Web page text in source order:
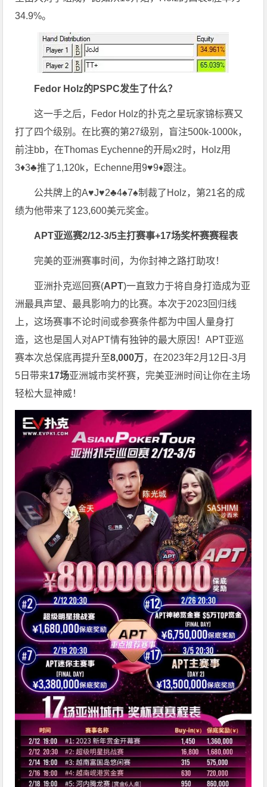
34.9%。
Fedor Holz的PSPC发生了什么？
这一手之后，Fedor Holz的扑克之星玩家锦标赛又
打了四个级别。在比赛的第27级别，盲注500k-1000k，
前注bb，在Thomas Eychenne的开局x2时，Holz用
3♦3♣推了1,120k，Echenne用9♥9♦跟注。
公共牌上的A♥J♥2♣4♠7♠制裁了Holz，第21名的成
绩为他带来了123,600美元奖金。
APT亚巡赛2/12-3/5主打赛事+17场奖杯赛赛程表
完美的亚洲赛事时间，为你封神之路打助攻！
亚洲扑克巡回赛(APT)一直致力于将自身打造成为亚
洲最具声望、最具影响力的比赛。本次于2023回归线
上，这场赛事不论时间或参赛条件都为中国人量身打
造，这也是国人对APT情有独钟的最大原因！APT亚巡
赛本次总保底再提升至8,000万，在2023年2月12日-3月
5日带来17场亚洲城市奖杯赛，完美亚洲时间让你在主场
轻松大显神威！